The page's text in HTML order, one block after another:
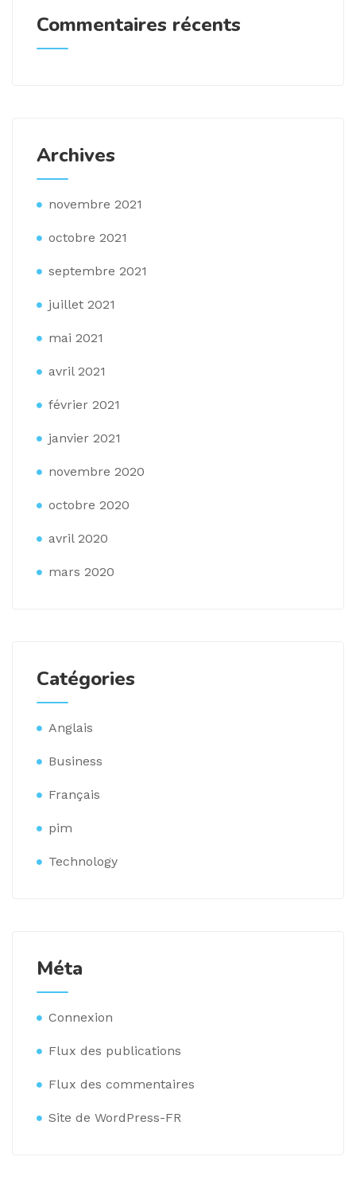
Commentaires récents
Archives
novembre 2021
octobre 2021
septembre 2021
juillet 2021
mai 2021
avril 2021
février 2021
janvier 2021
novembre 2020
octobre 2020
avril 2020
mars 2020
Catégories
Anglais
Business
Français
pim
Technology
Méta
Connexion
Flux des publications
Flux des commentaires
Site de WordPress-FR